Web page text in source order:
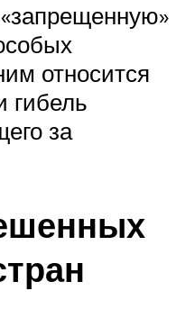
относится
гибель
за